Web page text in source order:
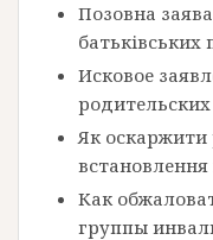
Позовна
батьківських
Исковое
Як
встановлення
Как
группы